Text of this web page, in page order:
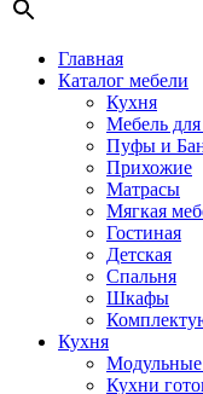
Главная
Каталог мебели
Кухня
Мебель
Пуфы и
Прихожие
Матрасы
Мягкая
Гостиная
Детская
Спальня
Шкафы
Кухня
Кухни